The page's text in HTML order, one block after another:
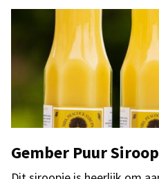
Gember Puur Siroop